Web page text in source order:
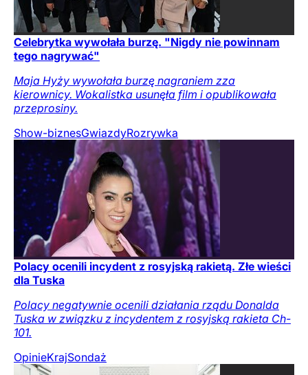
Celebrytka wywołała burzę. "Nigdy nie powinnam
tego nagrywać"
Maja Hyży wywołała burzę nagraniem zza
kierownicy. Wokalistka usunęła film i opublikowała
przeprosiny.
Show-biznesGwiazdyRozrywka
Polacy ocenili incydent z rosyjską rakietą. Złe wieści
dla Tuska
Polacy negatywnie ocenili działania rządu Donalda
Tuska w związku z incydentem z rosyjską rakieta Ch-
101.
OpinieKrajSondaż